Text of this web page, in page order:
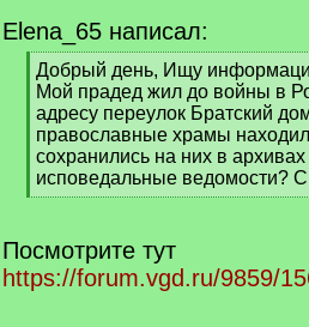
Elena_65 написал:
[
q
]
Добрый день, Ищу
Мой прадед жил до войны в
адресу переулок Братский
православные храмы
сохранились на них в
исповедальные ведомости?
[
q
]
Посмотрите тут
https://forum.vgd.ru/9859/